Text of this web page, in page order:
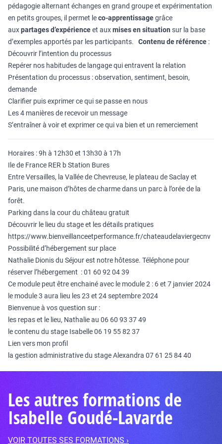
pédagogie alternant échanges en grand groupe et expérimentation
en petits groupes, il permet leco-apprentissagegrâce
auxpartages d’expérienceet auxmises en situation sur la base
d’exemples apportés par les participants. Contenu de référence :
Découvrir l’intention du processus
Repérer nos habitudes de langage qui entravent la relation
Présentation du processus : observation, sentiment, besoin,
demande
Clarifier puis exprimer ce qui se passe en nous
Les 4 manières de recevoir un message
S’entraîner à voir et exprimer ce qui va bien et un remerciement
Horaires : 9h à 12h30 et 13h30 à 17h
Ile de France RER b Station Bures
Entre Versailles, la Vallée de Chevreuse, le plateau de Saclay et
Paris, une maison d’hôtes de charme dans un parc à l’orée de la
forêt.
Parking dans la cour du château gratuit
Découvrir le lieu du stage et les détails pratiques
https://www.bienveillanceetperformance.fr/chateaudelaviergecnv
Possibilité d’hébergement sur place
Nathalie Dionis du Séjour est notre hôtesse. Téléphone pour
réserver l’hébergement : 01 60 92 04 39
Ce module peut être enchainé avec le module 2 : 6 et 7 janvier 2024
le module 3 aura lieu les 23 et 24 septembre 2024
Bienvenue à vos question sur :
les repas et le lieu, Nathalie au 06 60 93 37 49
le contenu du stage Isabelle 06 19 55 82 37
Lien vers mon profil
la gestion administrative du stage Alexandra 07 61 25 84 40
Les autres formations de
Isabelle Goudé-Lavarde
VOIR TOUTES SES FORMATIONS ›